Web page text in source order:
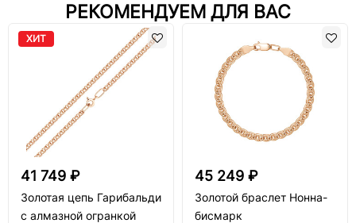
РЕКОМЕНДУЕМ ДЛЯ ВАС
ХИТ
41 749 ₽
Золотая цепь Гарибальди
с алмазной огранкой
45 249 ₽
Золотой браслет Нонна-
бисмарк